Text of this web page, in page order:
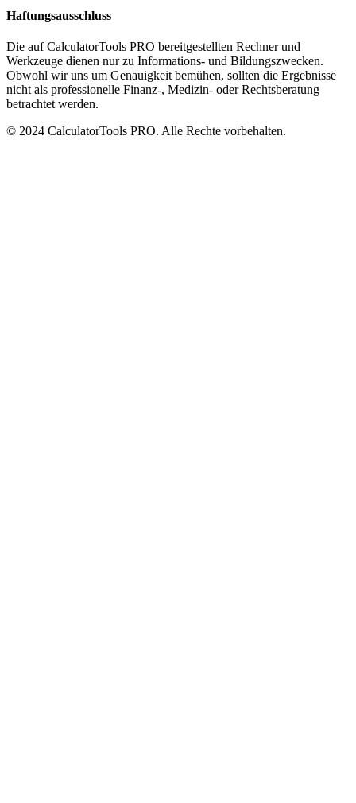
Haftungsausschluss
Die auf CalculatorTools PRO bereitgestellten Rechner und
Werkzeuge dienen nur zu Informations- und Bildungszwecken.
Obwohl wir uns um Genauigkeit bemühen, sollten die Ergebnisse
nicht als professionelle Finanz-, Medizin- oder Rechtsberatung
betrachtet werden.
© 2024 CalculatorTools PRO. Alle Rechte vorbehalten.